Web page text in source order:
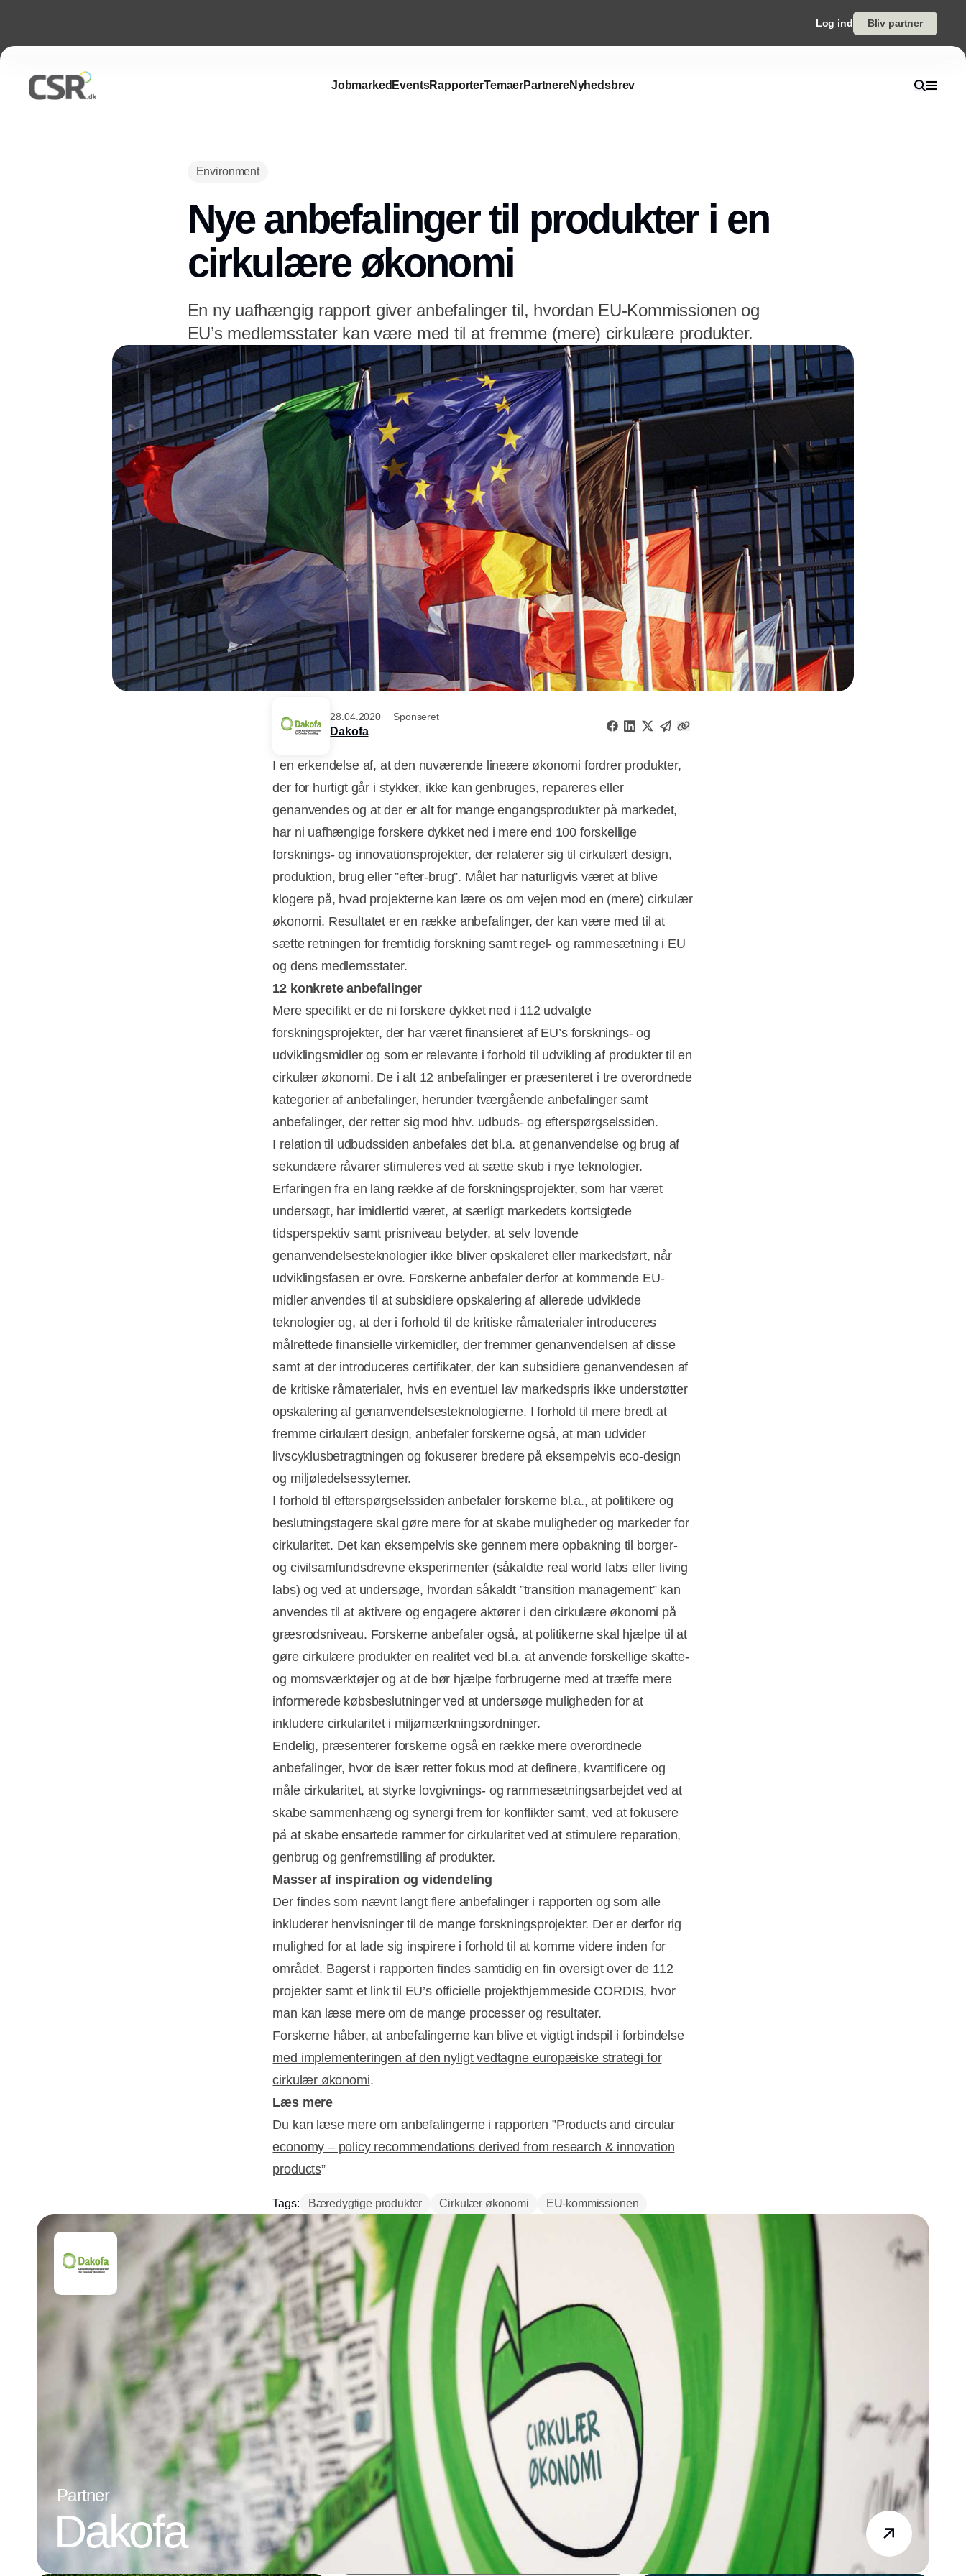
Log ind Bliv partner
Jobmarked EventsRapporterTemaerPartnereNyhedsbrev
Environment
Nye anbefalinger til produkter i en
cirkulære økonomi
En ny uafhængig rapport giver anbefalinger til, hvordan EU-Kommissionen og
EU’s medlemsstater kan være med til at fremme (mere) cirkulære produkter.
28.04.2020 Sponseret
Dakofa
I en erkendelse af, at den nuværende lineære økonomi fordrer produkter,
der for hurtigt går i stykker, ikke kan genbruges, repareres eller
genanvendes og at der er alt for mange engangsprodukter på markedet,
har ni uafhængige forskere dykket ned i mere end 100 forskellige
forsknings- og innovationsprojekter, der relaterer sig til cirkulært design,
produktion, brug eller ”efter-brug”. Målet har naturligvis været at blive
klogere på, hvad projekterne kan lære os om vejen mod en (mere) cirkulær
økonomi. Resultatet er en række anbefalinger, der kan være med til at
sætte retningen for fremtidig forskning samt regel- og rammesætning i EU
og dens medlemsstater.
12 konkrete anbefalinger
Mere specifikt er de ni forskere dykket ned i 112 udvalgte
forskningsprojekter, der har været finansieret af EU’s forsknings- og
udviklingsmidler og som er relevante i forhold til udvikling af produkter til en
cirkulær økonomi. De i alt 12 anbefalinger er præsenteret i tre overordnede
kategorier af anbefalinger, herunder tværgående anbefalinger samt
anbefalinger, der retter sig mod hhv. udbuds- og efterspørgselssiden.
I relation til udbudssiden anbefales det bl.a. at genanvendelse og brug af
sekundære råvarer stimuleres ved at sætte skub i nye teknologier.
Erfaringen fra en lang række af de forskningsprojekter, som har været
undersøgt, har imidlertid været, at særligt markedets kortsigtede
tidsperspektiv samt prisniveau betyder, at selv lovende
genanvendelsesteknologier ikke bliver opskaleret eller markedsført, når
udviklingsfasen er ovre. Forskerne anbefaler derfor at kommende EU-
midler anvendes til at subsidiere opskalering af allerede udviklede
teknologier og, at der i forhold til de kritiske råmaterialer introduceres
målrettede finansielle virkemidler, der fremmer genanvendelsen af disse
samt at der introduceres certifikater, der kan subsidiere genanvendesen af
de kritiske råmaterialer, hvis en eventuel lav markedspris ikke understøtter
opskalering af genanvendelsesteknologierne. I forhold til mere bredt at
fremme cirkulært design, anbefaler forskerne også, at man udvider
livscyklusbetragtningen og fokuserer bredere på eksempelvis eco-design
og miljøledelsessytemer.
I forhold til efterspørgselssiden anbefaler forskerne bl.a., at politikere og
beslutningstagere skal gøre mere for at skabe muligheder og markeder for
cirkularitet. Det kan eksempelvis ske gennem mere opbakning til borger-
og civilsamfundsdrevne eksperimenter (såkaldte real world labs eller living
labs) og ved at undersøge, hvordan såkaldt ”transition management” kan
anvendes til at aktivere og engagere aktører i den cirkulære økonomi på
græsrodsniveau. Forskerne anbefaler også, at politikerne skal hjælpe til at
gøre cirkulære produkter en realitet ved bl.a. at anvende forskellige skatte-
og momsværktøjer og at de bør hjælpe forbrugerne med at træffe mere
informerede købsbeslutninger ved at undersøge muligheden for at
inkludere cirkularitet i miljømærkningsordninger.
Endelig, præsenterer forskerne også en række mere overordnede
anbefalinger, hvor de især retter fokus mod at definere, kvantificere og
måle cirkularitet, at styrke lovgivnings- og rammesætningsarbejdet ved at
skabe sammenhæng og synergi frem for konflikter samt, ved at fokusere
på at skabe ensartede rammer for cirkularitet ved at stimulere reparation,
genbrug og genfremstilling af produkter.
Masser af inspiration og videndeling
Der findes som nævnt langt flere anbefalinger i rapporten og som alle
inkluderer henvisninger til de mange forskningsprojekter. Der er derfor rig
mulighed for at lade sig inspirere i forhold til at komme videre inden for
området. Bagerst i rapporten findes samtidig en fin oversigt over de 112
projekter samt et link til EU’s officielle projekthjemmeside CORDIS, hvor
man kan læse mere om de mange processer og resultater.
Forskerne håber, at anbefalingerne kan blive et vigtigt indspil i forbindelse
med implementeringen af den nyligt vedtagne europæiske strategi for
cirkulær økonomi.
Læs mere
Du kan læse mere om anbefalingerne i rapporten ”Products and circular
economy – policy recommendations derived from research & innovation
products”
Tags: Bæredygtige produkter Cirkulær økonomi EU-kommissionen
Partner
Dakofa